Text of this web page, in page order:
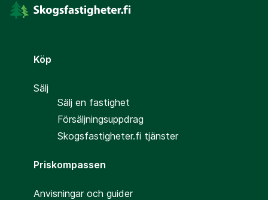
Köp
Sälj
Sälj en fastighet
Försäljningsuppdrag
Skogsfastigheter.fi tjänster
Priskompassen
Anvisningar och guider